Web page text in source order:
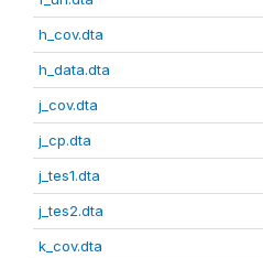
h_cov.dta
h_data.dta
j_cov.dta
j_cp.dta
j_tes1.dta
j_tes2.dta
k_cov.dta